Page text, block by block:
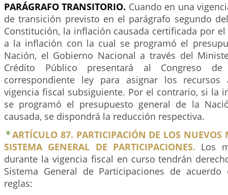
PARÁGRAFO TRANSITORIO. Cuando en una
de transición previsto en el parágrafo segundo
Constitución, la inflación causada certificada por el
a la inflación con la cual se programó el
Nación, el Gobierno Nacional a través del
Crédito Público presentará al Congreso
correspondiente ley para asignar los recursos
vigencia fiscal subsiguiente. Por el contrario, si la
se programó el presupuesto general de la
causada, se dispondrá la reducción respectiva.
ARTÍCULO 87. PARTICIPACIÓN DE LOS NUEVOS
SISTEMA GENERAL DE PARTICIPACIONES. Los
durante la vigencia fiscal en curso tendrán
Sistema General de Participaciones de
reglas: